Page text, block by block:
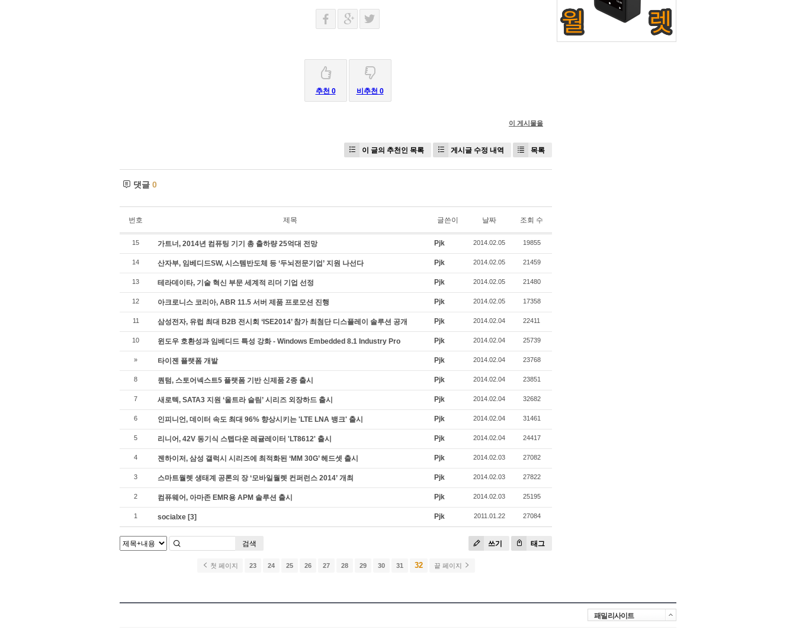
추천 0 비추천 0
이 게시물을
이 글의 추천인 목록 게시글 수정 내역 목록
댓글 0
번호 제목 글쓴이 날짜 조회 수
15 가트너, 2014년 컴퓨팅 기기 총 출하량 25억대 전망 Pjk 2014.02.05 19855
14 산자부, 임베디드SW, 시스템반도체 등 ‘두뇌전문기업’ 지원 나선다 Pjk 2014.02.05 21459
13 테라데이타, 기술 혁신 부문 세계적 리더 기업 선정 Pjk 2014.02.05 21480
12 아크로니스 코리아, ABR 11.5 서버 제품 프로모션 진행 Pjk 2014.02.05 17358
11 삼성전자, 유럽 최대 B2B 전시회 ‘ISE2014’ 참가 최첨단 디스플레이 솔루션 공개 Pjk 2014.02.04 22411
10 윈도우 호환성과 임베디드 특성 강화 - Windows Embedded 8.1 Industry Pro Pjk 2014.02.04 25739
» 타이젠 플랫폼 개발 Pjk 2014.02.04 23768
8 퀀텀, 스토어넥스트5 플랫폼 기반 신제품 2종 출시 Pjk 2014.02.04 23851
7 새로텍, SATA3 지원 ‘울트라 슬림’ 시리즈 외장하드 출시 Pjk 2014.02.04 32682
6 인피니언, 데이터 속도 최대 96% 향상시키는 'LTE LNA 뱅크' 출시 Pjk 2014.02.04 31461
5 리니어, 42V 동기식 스텝다운 레귤레이터 'LT8612' 출시 Pjk 2014.02.04 24417
4 젠하이저, 삼성 갤럭시 시리즈에 최적화된 ‘MM 30G’ 헤드셋 출시 Pjk 2014.02.03 27082
3 스마트월렛 생태계 공론의 장 ‘모바일월렛 컨퍼런스 2014’ 개최 Pjk 2014.02.03 27822
2 컴퓨웨어, 아마존 EMR용 APM 솔루션 출시 Pjk 2014.02.03 25195
1 socialxe [3] Pjk 2011.01.22 27084
쓰기 태그
검색
첫 페이지 23 24 25 26 27 28 29 30 31 32 끝 페이지
패밀리사이트